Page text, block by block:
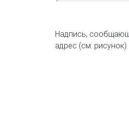
Надпись,
адрес (см. рисунок).